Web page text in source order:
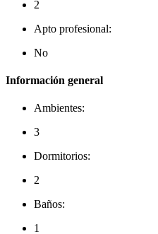
2
Apto profesional:
No
Información general
Ambientes:
3
Dormitorios:
2
Baños:
1